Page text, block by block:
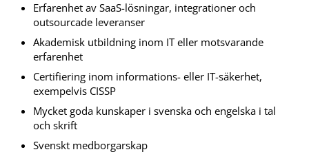
Erfarenhet av SaaS-lösningar, integrationer och
outsourcade leveranser
Akademisk utbildning inom IT eller motsvarande
erfarenhet
Certifiering inom informations- eller IT-säkerhet,
exempelvis CISSP
Mycket goda kunskaper i svenska och engelska i tal
och skrift
Svenskt medborgarskap